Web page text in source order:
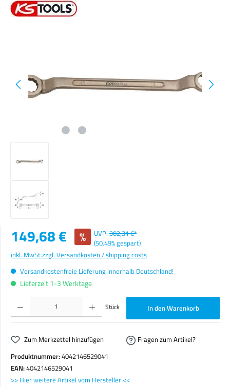
Verkaufspreis:
149,68 € % UVP: 302,31 €*
(50.49% gespart)
inkl. MwSt.zzgl. Versandkosten / shipping costs
Versandkostenfreie Lieferung innerhalb Deutschland!
Lieferzeit 1-3 Werktage
Produkt Anzahl: Gib den gewünschten Wert ein oder benutze die Schaltflächen um die Anzahl zu
Stück In den Warenkorb
Zum Merkzettel hinzufügen
Fragen zum Artikel?
Produktnummer:4042146529041
EAN:4042146529041
>> Hier weitere Artikel vom Hersteller <<